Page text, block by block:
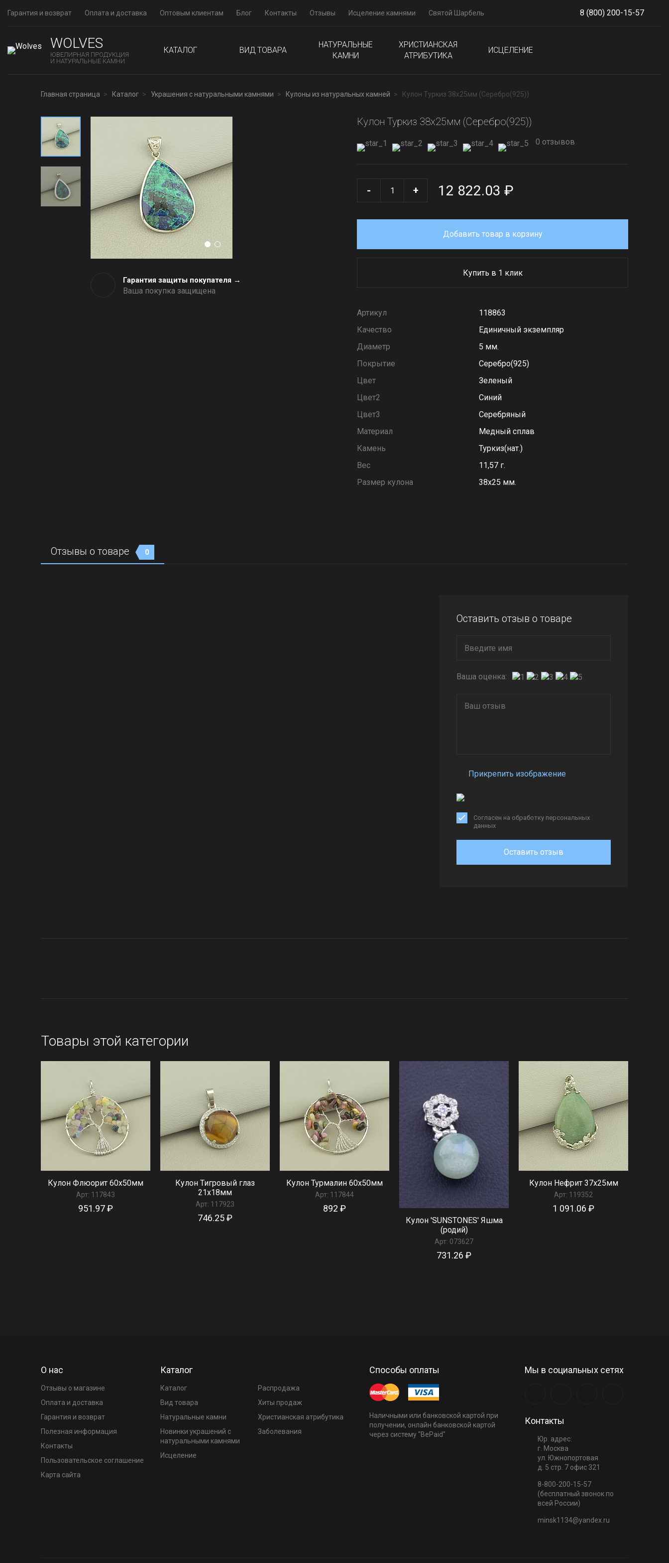
Гарантия и возврат Оплата и доставка Оптовым клиентам Блог Контакты Отзывы Исцеление камнями Святой Шарбель 8 (800) 200-15-57
WOLVES
ЮВЕЛИРНАЯ ПРОДУКЦИЯ
И НАТУРАЛЬНЫЕ КАМНИ
КАТАЛОГ ВИД ТОВАРА
НАТУРАЛЬНЫЕ
КАМНИ
ХРИСТИАНСКАЯ
АТРИБУТИКА
ИСЦЕЛЕНИЕ
Главная страница Каталог Украшения с натуральными камнями Кулоны из натуральных камней Кулон Туркиз 38х25мм (Серебро(925))
Гарантия защиты покупателя →
Ваша покупка защищена
Кулон Туркиз 38х25мм (Серебро(925))
0 отзывов
- + 12 822.03 ₽
Добавить товар в корзину
Купить в 1 клик
Артикул
118863
Качество
Единичный экземпляр
Диаметр
5 мм.
Покрытие
Серебро(925)
Цвет
Зеленый
Цвет2
Синий
Цвет3
Серебряный
Материал
Медный сплав
Камень
Туркиз(нат.)
Вес
11,57 г.
Размер кулона
38х25 мм.
Отзывы о товаре 0
Оставить отзыв о товаре
Ваша оценка:
Прикрепить изображение
Согласен на обработку персональных
данных
Оставить отзыв
Товары этой категории
Кулон Флюорит 60x50мм
Арт: 117843
951.97 ₽
Кулон Тигровый глаз
21x18мм
Арт: 117923
746.25 ₽
Кулон Турмалин 60x50мм
Арт: 117844
892 ₽
Кулон 'SUNSTONES' Яшма
(родий)
Арт: 073627
731.26 ₽
Кулон Нефрит 37x25мм
Арт: 119352
1 091.06 ₽
О нас
Отзывы о магазине
Оплата и доставка
Гарантия и возврат
Полезная информация
Контакты
Пользовательское соглашение
Карта сайта
Каталог
Каталог
Вид товара
Натуральные камни
Новинки украшений с
натуральными камнями
Распродажа
Хиты продаж
Христианская атрибутика
Заболевания
Исцеление
Способы оплаты
Наличными или банковской картой при
получении, онлайн банковской картой
через систему "BePaid"
Мы в социальных сетях
Контакты
Юр. адрес:
г. Москва
ул. Южнопортовая
д. 5 стр. 7 офис 321
8-800-200-15-57
(бесплатный звонок по
всей России)
minsk1134@yandex.ru